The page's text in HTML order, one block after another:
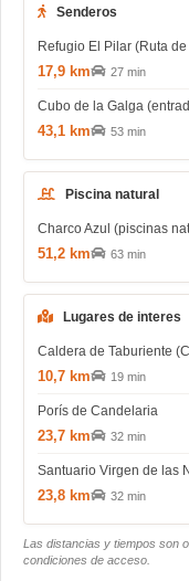
Senderos
Refugio El Pilar (Ruta
17,9 km 27 min
Cubo de la Galga
43,1 km 53 min
Piscina natural
Charco Azul (piscinas
51,2 km 63 min
Lugares de interes
Caldera de Taburiente
10,7 km 19 min
Porís de Candelaria
23,7 km 32 min
Santuario Virgen de las
23,8 km 32 min
Las distancias y tiempos son
condiciones de acceso.